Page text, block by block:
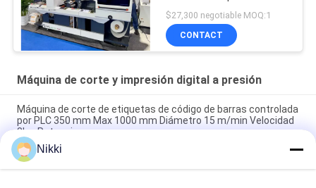
autoadhesiva automática
cortador a presión
$27,300 negotiable MOQ:1
CONTACT
Máquina de corte y impresión digital a presión
Máquina de corte de etiquetas de código de barras controlada
por PLC 350 mm Max 1000 mm Diámetro 15 m/min Velocidad
8kw Potencia
400m/min Velocidad máxima de corte por die fabricante de
etiquetas adhesivas para alta precisión y eficiencia
Nikki